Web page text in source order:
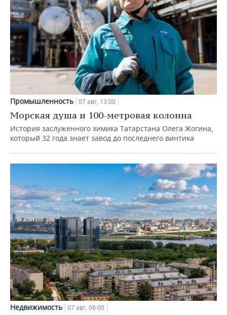
Промышленность 07 авг, 13:00
Морская душа и 100-метровая колонна
История заслуженного химика Татарстана Олега Жогина,
который 32 года знает завод до последнего винтика
Недвижимость 07 авг, 08:00